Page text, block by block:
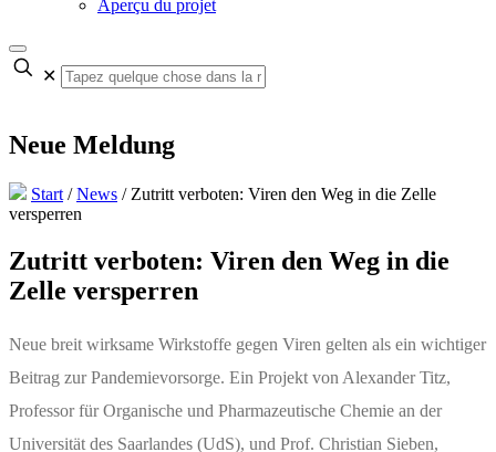
Aperçu du projet
✕
Neue Meldung
Start /News / Zutritt verboten: Viren den Weg in die Zelle
versperren
Zutritt verboten: Viren den Weg in die
Zelle versperren
Neue breit wirksame Wirkstoffe gegen Viren gelten als ein wichtiger
Beitrag zur Pandemievorsorge. Ein Projekt von Alexander Titz,
Professor für Organische und Pharmazeutische Chemie an der
Universität des Saarlandes (UdS), und Prof. Christian Sieben,